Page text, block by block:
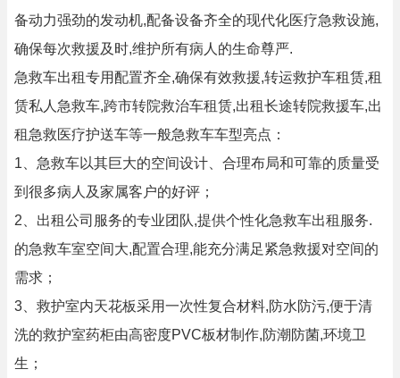
备动力强劲的发动机,配备设备齐全的现代化医疗急救设施,
确保每次救援及时,维护所有病人的生命尊严.
急救车出租专用配置齐全,确保有效救援,转运救护车租赁,租
赁私人急救车,跨市转院救治车租赁,出租长途转院救援车,出
租急救医疗护送车等一般急救车车型亮点：
1、急救车以其巨大的空间设计、合理布局和可靠的质量受
到很多病人及家属客户的好评；
2、出租公司服务的专业团队,提供个性化急救车出租服务.
的急救车室空间大,配置合理,能充分满足紧急救援对空间的
需求；
3、救护室内天花板采用一次性复合材料,防水防污,便于清
洗的救护室药柜由高密度PVC板材制作,防潮防菌,环境卫
生；